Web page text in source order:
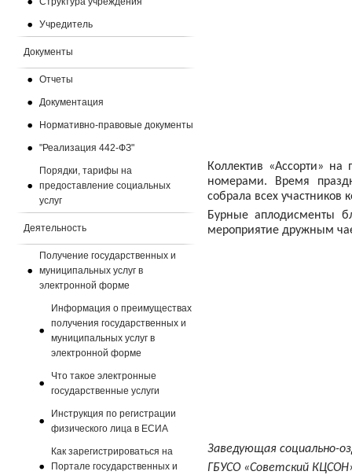
Коллектив «Ассорти»
номерами. Время
собрала всех участников
Бурные аплодисменты
мероприятие дружным
Заведующая социально-
ГБУСО «Советский
Учредитель
Документы
Отчеты
Документация
Нормативно-правовые документы
"Реализация 442-ФЗ"
Порядки, тарифы на
предоставление социальных
услуг
Деятельность
Получение государственных и
муниципальных услуг в
электронной форме
Информация о преимуществах
получения государственных и
муниципальных услуг в
электронной форме
Что такое электронные
государственные услуги
Инструкция по регистрации
физического лица в ЕСИА
Как зарегистрироваться на
Портале государственных и